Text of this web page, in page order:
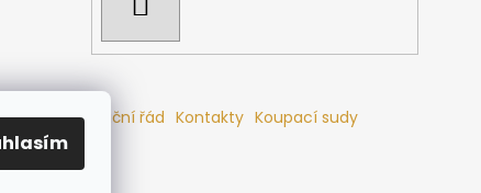
Reklamační řád Kontakty Koupací sudy